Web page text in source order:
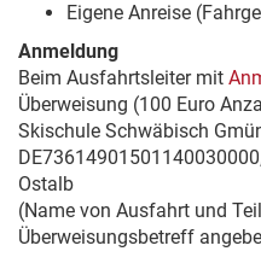
Eigene Anreise
Anmeldung
Beim Ausfahrtsleiter mit
Überweisung (100 Euro
Skischule Schwäbisch
DE73614901501140030000,
Ostalb
(Name von Ausfahrt und
Überweisungsbetreff